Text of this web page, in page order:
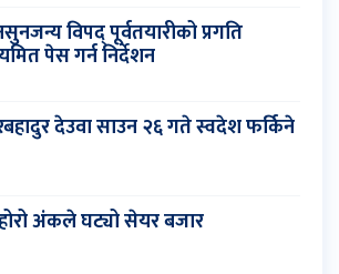
विपद् पूर्वतयारीको प्रगति
पेस गर्न निर्देशन
देउवा साउन २६ गते स्वदेश फर्किने
अंकले घट्यो सेयर बजार